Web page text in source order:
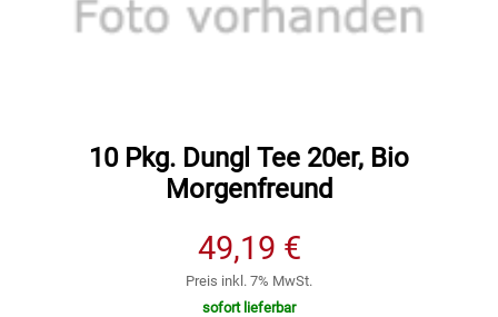
Speichermedien und Rohlinge
Bunte Palette
Cateringzubehör
Convenience Obst & Gemüse
10 Pkg. Dungl Tee 20er, Bio
Morgenfreund
49,19 €
Preis inkl. 7% MwSt.
sofort lieferbar